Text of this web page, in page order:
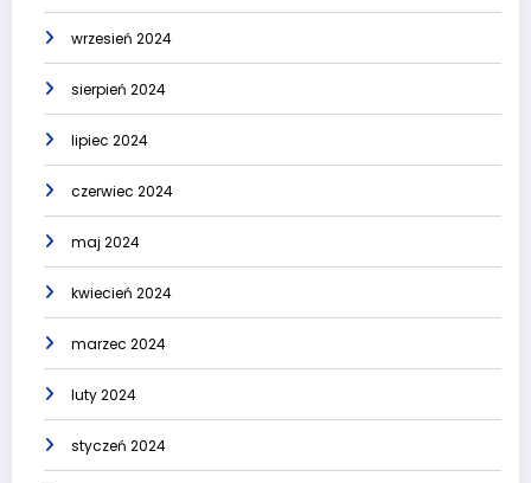
wrzesień 2024
sierpień 2024
lipiec 2024
czerwiec 2024
maj 2024
kwiecień 2024
marzec 2024
luty 2024
styczeń 2024